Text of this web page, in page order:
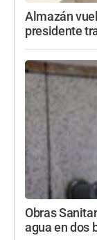
Almazán
presidente
Obras
agua en dos